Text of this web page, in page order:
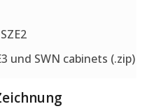
und SWN cabinets (.zip)